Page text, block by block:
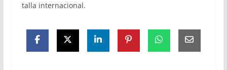
talla internacional.